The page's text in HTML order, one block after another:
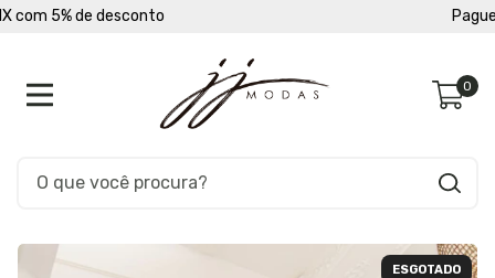
Pague em até 10 vezes sem juros
0
ESGOTADO